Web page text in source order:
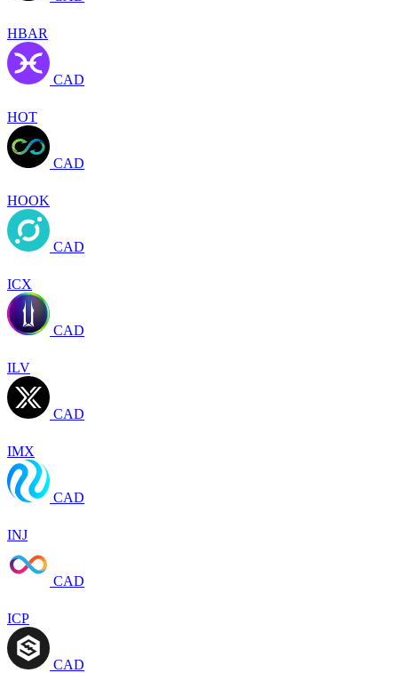
HBAR
CAD
HOT
CAD
HOOK
CAD
ICX
CAD
ILV
CAD
IMX
CAD
INJ
CAD
ICP
CAD